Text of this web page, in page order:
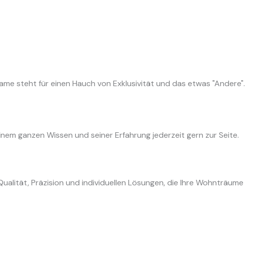
steht für einen Hauch von Exklusivität und das etwas "Andere".
ganzen Wissen und seiner Erfahrung jederzeit gern zur Seite.
Präzision und individuellen Lösungen, die Ihre Wohnträume